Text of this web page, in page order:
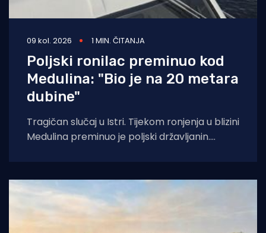
09 kol. 2026 1 MIN. ČITANJA
Poljski ronilac preminuo kod
Medulina: "Bio je na 20 metara
dubine"
Tragičan slučaj u Istri. Tijekom ronjenja u blizini
Medulina preminuo je poljski državljanin.